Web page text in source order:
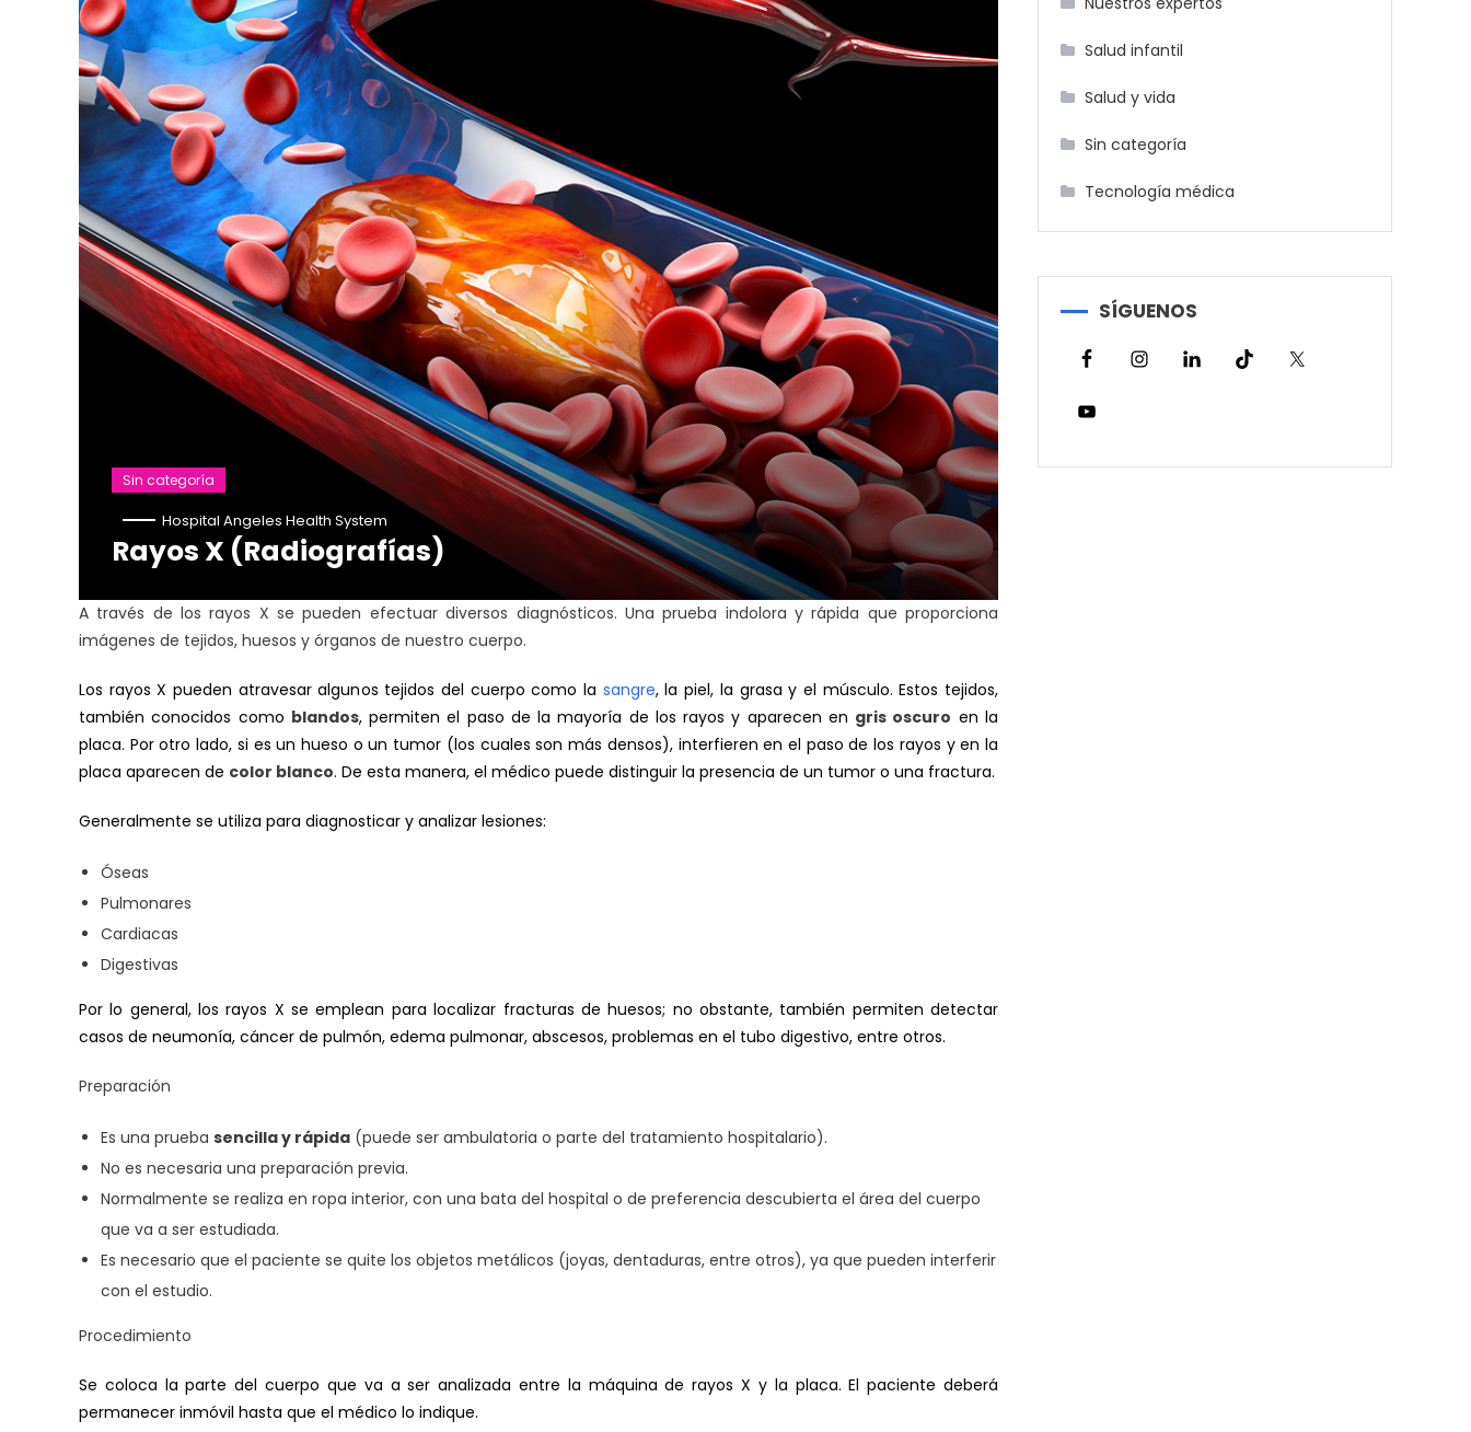
Sin categoría
Hospital Angeles Health System
Rayos X (Radiografías)
A través de los rayos X se pueden efectuar diversos diagnósticos. Una prueba indolora y rápida que proporciona
imágenes de tejidos, huesos y órganos de nuestro cuerpo.
Los rayos X pueden atravesar algunos tejidos del cuerpo como la sangre, la piel, la grasa y el músculo. Estos tejidos,
también conocidos como blandos, permiten el paso de la mayoría de los rayos y aparecen en gris oscuro en la
placa. Por otro lado, si es un hueso o un tumor (los cuales son más densos), interfieren en el paso de los rayos y en la
placa aparecen de color blanco. De esta manera, el médico puede distinguir la presencia de un tumor o una fractura.
Generalmente se utiliza para diagnosticar y analizar lesiones:
Óseas
Pulmonares
Cardiacas
Digestivas
Por lo general, los rayos X se emplean para localizar fracturas de huesos; no obstante, también permiten detectar
casos de neumonía, cáncer de pulmón, edema pulmonar, abscesos, problemas en el tubo digestivo, entre otros.
Preparación
Es una prueba sencilla y rápida (puede ser ambulatoria o parte del tratamiento hospitalario).
No es necesaria una preparación previa.
Normalmente se realiza en ropa interior, con una bata del hospital o de preferencia descubierta el área del cuerpo
que va a ser estudiada.
Es necesario que el paciente se quite los objetos metálicos (joyas, dentaduras, entre otros), ya que pueden interferir
con el estudio.
Procedimiento
Se coloca la parte del cuerpo que va a ser analizada entre la máquina de rayos X y la placa. El paciente deberá
permanecer inmóvil hasta que el médico lo indique.
Salud infantil
Salud y vida
Sin categoría
Tecnología médica
SÍGUENOS